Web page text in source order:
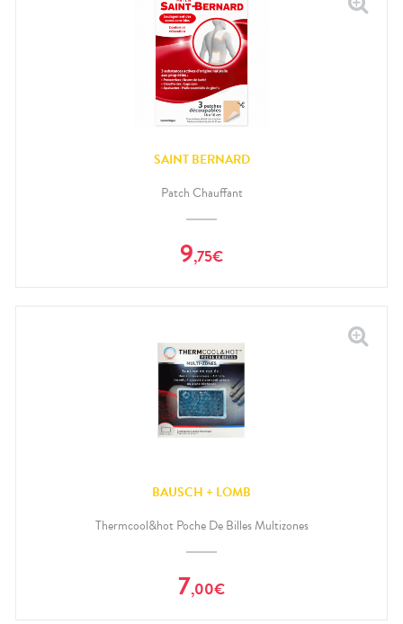
SAINT BERNARD
Patch Chauffant
9,75€
BAUSCH + LOMB
Thermcool&hot Poche De Billes Multizones
7,00€